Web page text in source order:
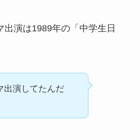
出演は1989年の「中学生日
出演してたんだ